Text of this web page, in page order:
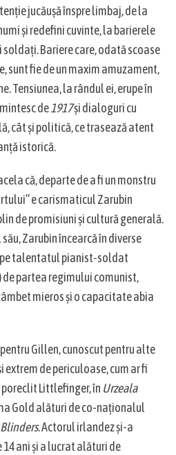
jucăușă înspre limbaj, de la
și redefini cuvinte, la barierele
Bariere care, odată scoase
sunt fie de un maxim amuzament,
Tensiunea, la rândul ei, erupe în
de1917și dialoguri cu
cât și politică, ce trasează atent
istorică.
că, departe de a fi un monstru
e carismaticul Zarubin
de promisiuni și cultură generală.
Zarubin încearcă în diverse
talentatul pianist-soldat
de partea regimului comunist,
mieros și o capacitate abia
Gillen, cunoscut pentru alte
de periculoase, cum ar fi
Littlefinger, în Urzeala
Gold alături de co-naționalul
. Actorul irlandez și-a
ani și a lucrat alături de